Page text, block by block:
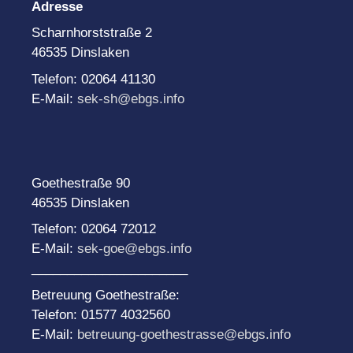
Adresse
Scharnhorststraße 2
46535 Dinslaken
Telefon: 02064 41130
E-Mail: sek-sh@ebgs.info
Goethestraße 90
46535 Dinslaken
Telefon: 02064 72012
E-Mail: sek-goe@ebgs.info
Betreuung Goethestraße:
Telefon: 01577 4032560
E-Mail: betreuung-goethestrasse@ebgs.info